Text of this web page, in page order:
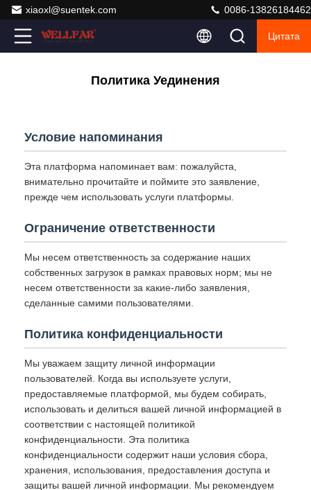
xiaoxl@suentek.com 0086-13826184462
Цитата
Политика Уединения
Условие напоминания
Эта платформа напоминает вам: пожалуйста,
внимательно прочитайте и поймите это заявление,
прежде чем использовать услуги платформы.
Ограничение ответственности
Мы несем ответственность за содержание наших
собственных загрузок в рамках правовых норм; мы не
несем ответственности за какие-либо заявления,
сделанные самими пользователями.
Политика конфиденциальности
Мы уважаем защиту личной информации
пользователей. Когда вы используете услуги,
предоставляемые платформой, мы будем собирать,
использовать и делиться вашей личной информацией в
соответствии с настоящей политикой
конфиденциальности. Эта политика
конфиденциальности содержит наши условия сбора,
хранения, использования, предоставления доступа и
защиты вашей личной информации. Мы рекомендуем